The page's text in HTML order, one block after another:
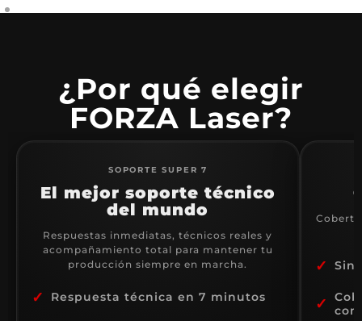
¿Por qué elegir
FORZA Laser?
SOPORTE SUPER 7
El mejor soporte técnico
del mundo
Respuestas inmediatas, técnicos reales y
acompañamiento total para mantener tu
producción siempre en marcha.
✓ Respuesta técnica en 7 minutos
✓ Sin
✓